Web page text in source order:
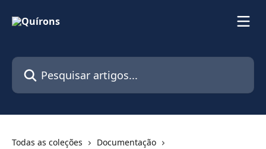
Pesquisar artigos...
Todas as coleções
Documentação